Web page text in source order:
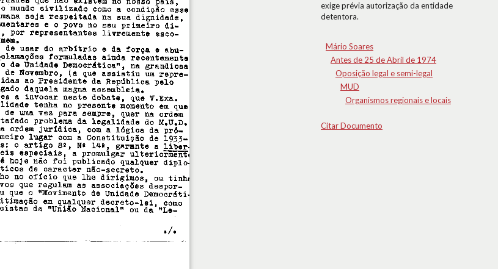
exige prévia autorização da entidade
detentora.
Mário Soares
Antes de 25 de Abril de 1974
Oposição legal e semi-legal
MUD
Organismos regionais e locais
Citar Documento